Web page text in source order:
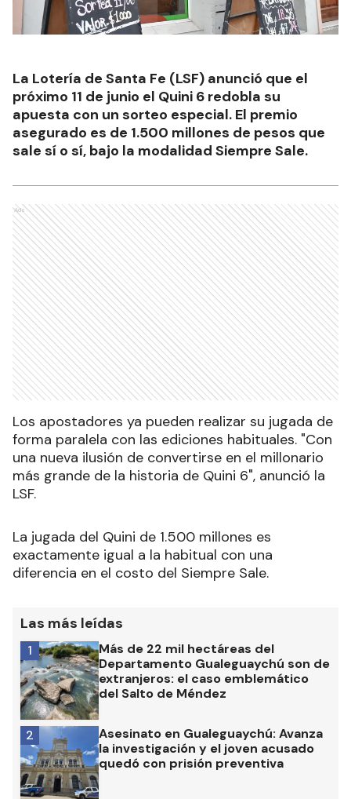
La Lotería de Santa Fe (LSF) anunció que el
próximo 11 de junio el Quini 6 redobla su
apuesta con un sorteo especial. El premio
asegurado es de 1.500 millones de pesos que
sale sí o sí, bajo la modalidad Siempre Sale.
Ads
Los apostadores ya pueden realizar su jugada de
forma paralela con las ediciones habituales. "Con
una nueva ilusión de convertirse en el millonario
más grande de la historia de Quini 6", anunció la
LSF.
La jugada del Quini de 1.500 millones es
exactamente igual a la habitual con una
diferencia en el costo del Siempre Sale.
Las más leídas
Más de 22 mil hectáreas del
Departamento Gualeguaychú son de
extranjeros: el caso emblemático
del Salto de Méndez
1
Asesinato en Gualeguaychú: Avanza
la investigación y el joven acusado
quedó con prisión preventiva
2